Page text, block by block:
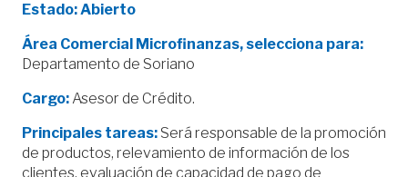
Estado: Abierto
Área Comercial Microfinanzas, selecciona para:
Departamento de Soriano
Cargo:Asesor de Crédito.
Principales tareas: Será responsable de la promoción
de productos, relevamiento de información de los
clientes, evaluación de capacidad de pago de